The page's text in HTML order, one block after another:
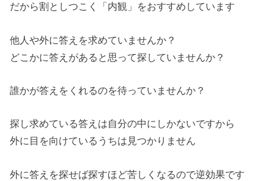
だから割としつこく「内観」をおすすめしています
他人や外に答えを求めていませんか？
どこかに答えがあると思って探していませんか？
誰かが答えをくれるのを待っていませんか？
探し求めている答えは自分の中にしかないですから
外に目を向けているうちは見つかりません
外に答えを探せば探すほど苦しくなるので逆効果です